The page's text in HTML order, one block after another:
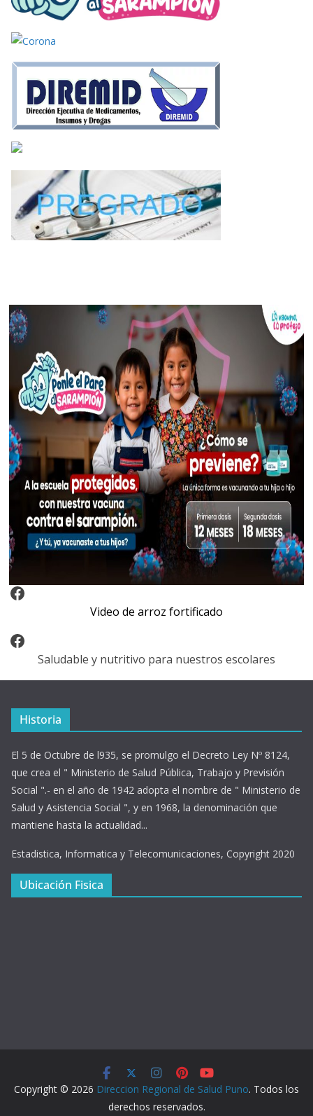
Video Arroz Fortificado
Video de arroz fortificado
Facebook
Saludable y nutritivo para nuestros escolares
Historia
El 5 de Octubre de l935, se promulgo el Decreto Ley Nº 8124,
que crea el " Ministerio de Salud Pública, Trabajo y Previsión
Social ".- en el año de 1942 adopta el nombre de " Ministerio de
Salud y Asistencia Social ", y en 1968, la denominación que
mantiene hasta la actualidad...
Estadistica, Informatica y Telecomunicaciones, Copyright 2020
Ubicación Fisica
Copyright © 2026 Direccion Regional de Salud Puno. Todos los
derechos reservados.